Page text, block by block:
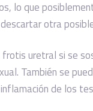
lo que
otra
frotis uretral si se
También se
de los